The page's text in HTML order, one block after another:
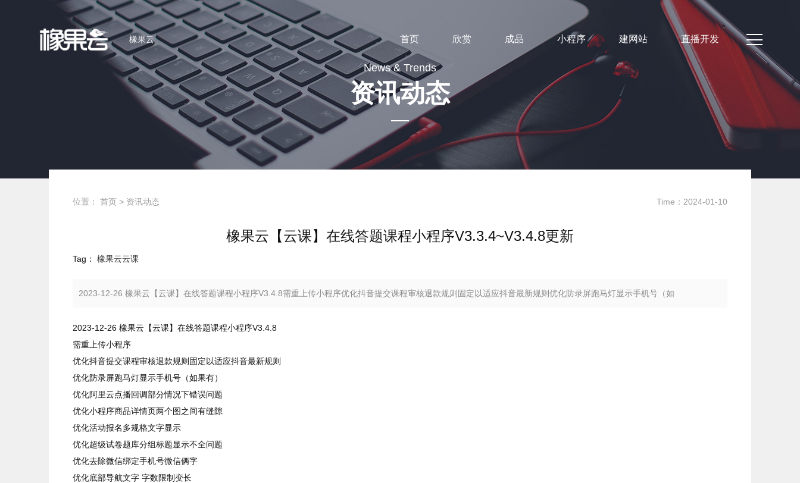
橡果云 首页 欣赏 成品 小程序 建网站 直播开发
News & Trends
资讯动态
橡果云【云课】在线答题课程小程序V3.3.4~V3.4.8更新
位置： 首页 > 资讯动态 Time：2024-01-10
橡果云【云课】在线答题课程小程序V3.3.4~V3.4.8更新
Tag： 橡果云云课
2023-12-26 橡果云【云课】在线答题课程小程序V3.4.8需重上传小程序优化抖音提交课程审核退款规则固定以适应抖音最新规则优化防录屏跑马灯显示手机号（如
2023-12-26 橡果云【云课】在线答题课程小程序V3.4.8
需重上传小程序
优化抖音提交课程审核退款规则固定以适应抖音最新规则
优化防录屏跑马灯显示手机号（如果有）
优化阿里云点播回调部分情况下错误问题
优化小程序商品详情页两个图之间有缝隙
优化活动报名多规格文字显示
优化超级试卷题库分组标题显示不全问题
优化去除微信绑定手机号微信俩字
优化底部导航文字 字数限制变长